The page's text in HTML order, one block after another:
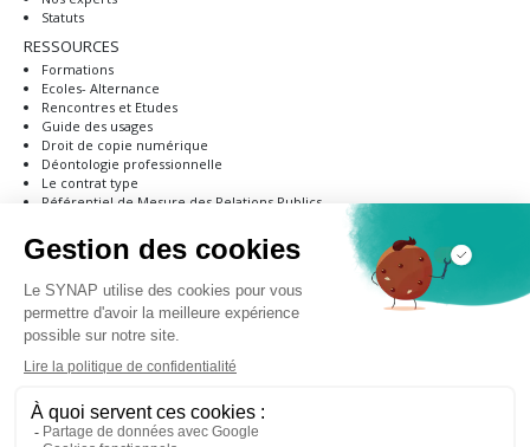
Statuts
RESSOURCES
Formations
Ecoles- Alternance
Rencontres et Etudes
Guide des usages
Droit de copie numérique
Déontologie professionnelle
Le contrat type
Référentiel de Mesure des Relations Publics
NOUS REJOINDRE
Modalités d’adhésion
Formulaire d'adhésion
ANNUAIRE
PRESSE & MÉDIAS
CONTACT